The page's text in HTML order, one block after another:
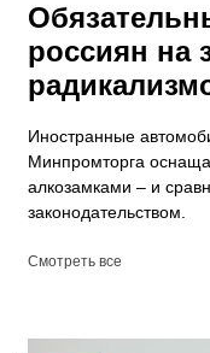
россиян на
​Иностранные
Минпромторга
алкозамками – и
законодательством.
Смотреть все